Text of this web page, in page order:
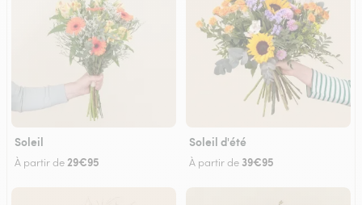
Soleil
À partir de 29€95
Soleil d'été
À partir de 39€95